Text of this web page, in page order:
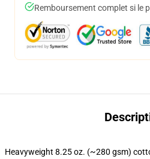
Remboursement complet si le
Heavyweight 8.25 oz. (~280 gsm)